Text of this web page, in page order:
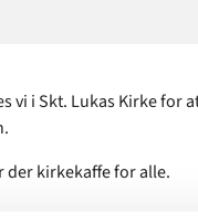
vi i Skt. Lukas Kirke for
der kirkekaffe for alle.